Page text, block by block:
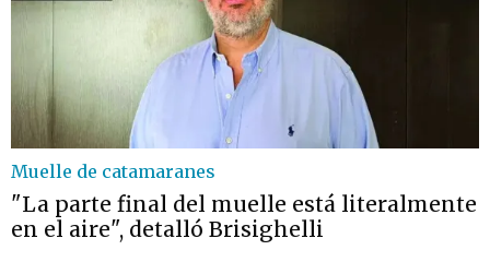
Muelle de catamaranes
"La parte final del muelle está literalmente
en el aire", detalló Brisighelli